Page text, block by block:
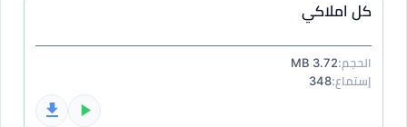
كل املاكي
الحجم:3.72 MB
إستماع:348